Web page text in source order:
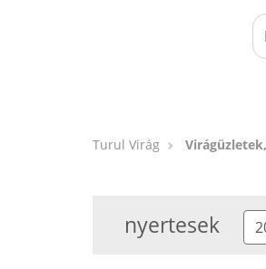
Turul Virág
nyertesek